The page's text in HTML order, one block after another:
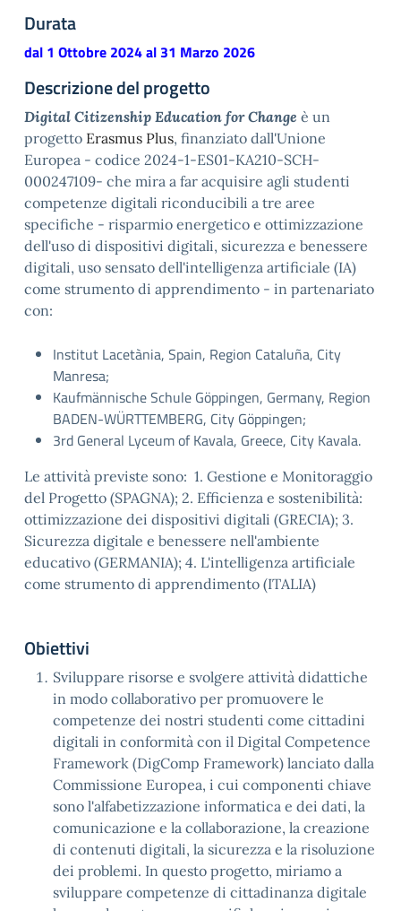
Durata
dal 1 Ottobre 2024al 31 Marzo 2026
Descrizione del progetto
Digital Citizenship Education for Change è un
progetto Erasmus Plus, finanziato dall'Unione
Europea - codice 2024-1-ES01-KA210-SCH-
000247109- che mira a far acquisire agli studenti
competenze digitali riconducibili a tre aree
specifiche - risparmio energetico e ottimizzazione
dell'uso di dispositivi digitali, sicurezza e benessere
digitali, uso sensato dell'intelligenza artificiale (IA)
come strumento di apprendimento - in partenariato
con:
Institut Lacetània, Spain, Region Cataluña, City
Manresa;
Kaufmännische Schule Göppingen, Germany, Region
BADEN-WÜRTTEMBERG, City Göppingen;
3rd General Lyceum of Kavala, Greece, City Kavala.
Le attività previste sono: 1. Gestione e Monitoraggio
del Progetto (SPAGNA); 2. Efficienza e sostenibilità:
ottimizzazione dei dispositivi digitali (GRECIA); 3.
Sicurezza digitale e benessere nell'ambiente
educativo (GERMANIA); 4. L'intelligenza artificiale
come strumento di apprendimento (ITALIA)
Obiettivi
Sviluppare risorse e svolgere attività didattiche
in modo collaborativo per promuovere le
competenze dei nostri studenti come cittadini
digitali in conformità con il Digital Competence
Framework (DigComp Framework) lanciato dalla
Commissione Europea, i cui componenti chiave
sono l'alfabetizzazione informatica e dei dati, la
comunicazione e la collaborazione, la creazione
di contenuti digitali, la sicurezza e la risoluzione
dei problemi. In questo progetto, miriamo a
sviluppare competenze di cittadinanza digitale